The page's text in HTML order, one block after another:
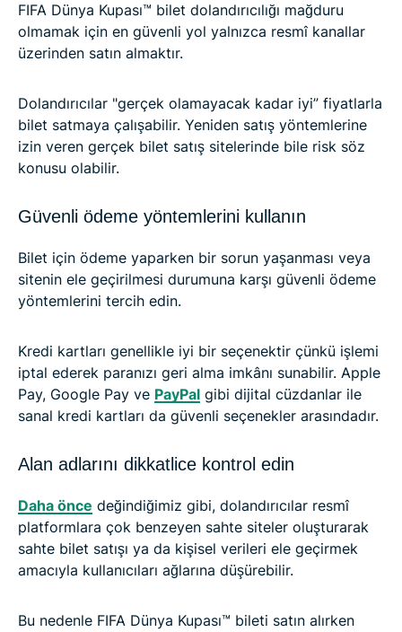
FIFA Dünya Kupası™ bilet dolandırıcılığı mağduru
olmamak için en güvenli yol yalnızca resmî kanallar
üzerinden satın almaktır.
Dolandırıcılar "gerçek olamayacak kadar iyi” fiyatlarla
bilet satmaya çalışabilir. Yeniden satış yöntemlerine
izin veren gerçek bilet satış sitelerinde bile risk söz
konusu olabilir.
Güvenli ödeme yöntemlerini kullanın
Bilet için ödeme yaparken bir sorun yaşanması veya
sitenin ele geçirilmesi durumuna karşı güvenli ödeme
yöntemlerini tercih edin.
Kredi kartları genellikle iyi bir seçenektir çünkü işlemi
iptal ederek paranızı geri alma imkânı sunabilir. Apple
Pay, Google Pay ve PayPal gibi dijital cüzdanlar ile
sanal kredi kartları da güvenli seçenekler arasındadır.
Alan adlarını dikkatlice kontrol edin
Daha önce değindiğimiz gibi, dolandırıcılar resmî
platformlara çok benzeyen sahte siteler oluşturarak
sahte bilet satışı ya da kişisel verileri ele geçirmek
amacıyla kullanıcıları ağlarına düşürebilir.
Bu nedenle FIFA Dünya Kupası™ bileti satın alırken